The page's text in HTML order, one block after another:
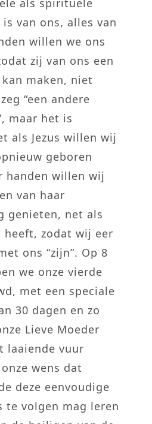
als spirituele
van ons, alles van
willen we ons
zij van ons een
maken, niet
“een andere
maar het is
als Jezus willen wij
geboren
handen willen wij
van haar
genieten, net als
heeft, zodat wij eer
ons “zijn”. Op 8
we onze vierde
met een speciale
30 dagen en zo
Lieve Moeder
laaiende vuur
wens dat
deze eenvoudige
te volgen mag leren